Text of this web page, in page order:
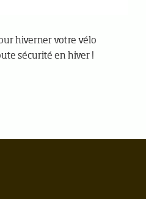
hiverner votre vélo
sécurité en hiver !